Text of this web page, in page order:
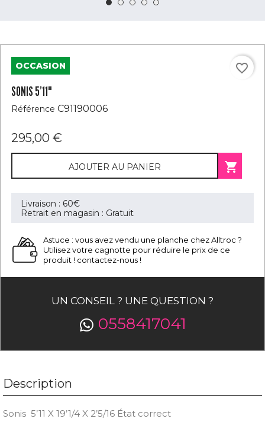
OCCASION
SONIS 5’11"
Référence C91190006
295,00 €
AJOUTER AU PANIER 
favorite_border
Livraison : 60€
Retrait en magasin : Gratuit
Astuce : vous avez vendu une planche chez Alltroc ?
Utilisez votre cagnotte pour réduire le prix de ce
produit ! contactez-nous !
UN CONSEIL ? UNE QUESTION ?
0558417041
Description
Sonis 5’11 X 19’1/4 X 2’5/16 État correct